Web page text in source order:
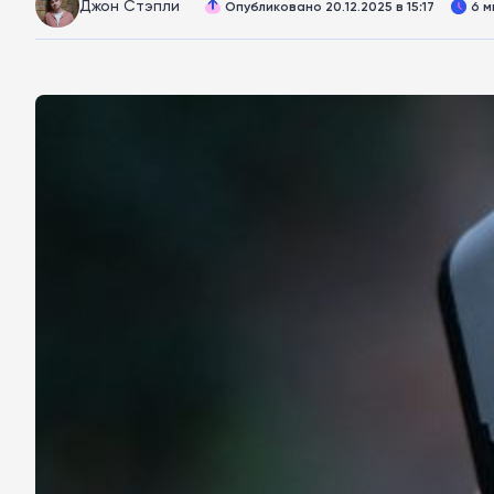
Джон Стэпли Опубликовано 20.12.2025 в 15:17 6